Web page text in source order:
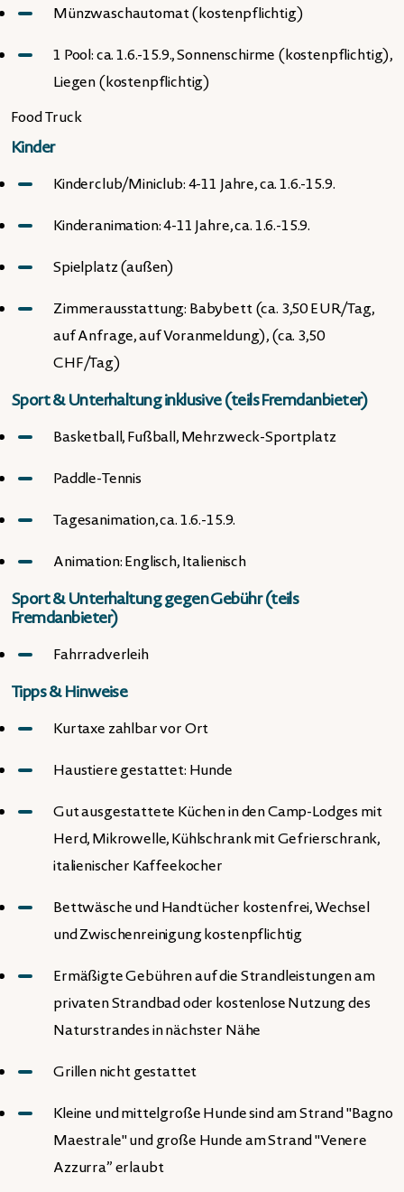
Münzwaschautomat (kostenpflichtig)
1 Pool: ca. 1.6.-15.9., Sonnenschirme (kostenpflichtig),
Liegen (kostenpflichtig)
Food Truck
Kinder
Kinderclub/Miniclub: 4-11 Jahre, ca. 1.6.-15.9.
Kinderanimation: 4-11 Jahre, ca. 1.6.-15.9.
Spielplatz (außen)
Zimmerausstattung: Babybett (ca. 3,50 EUR/Tag,
auf Anfrage, auf Voranmeldung), (ca. 3,50
CHF/Tag)
Sport & Unterhaltung inklusive (teils Fremdanbieter)
Basketball, Fußball, Mehrzweck-Sportplatz
Paddle-Tennis
Tagesanimation, ca. 1.6.-15.9.
Animation: Englisch, Italienisch
Sport & Unterhaltung gegen Gebühr (teils
Fremdanbieter)
Fahrradverleih
Tipps & Hinweise
Kurtaxe zahlbar vor Ort
Haustiere gestattet: Hunde
Gut ausgestattete Küchen in den Camp-Lodges mit
Herd, Mikrowelle, Kühlschrank mit Gefrierschrank,
italienischer Kaffeekocher
Bettwäsche und Handtücher kostenfrei, Wechsel
und Zwischenreinigung kostenpflichtig
Ermäßigte Gebühren auf die Strandleistungen am
privaten Strandbad oder kostenlose Nutzung des
Naturstrandes in nächster Nähe
Grillen nicht gestattet
Kleine und mittelgroße Hunde sind am Strand "Bagno
Maestrale" und große Hunde am Strand "Venere
Azzurra” erlaubt